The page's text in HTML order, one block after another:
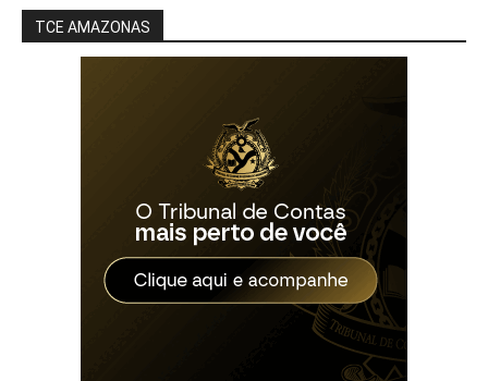
TCE AMAZONAS